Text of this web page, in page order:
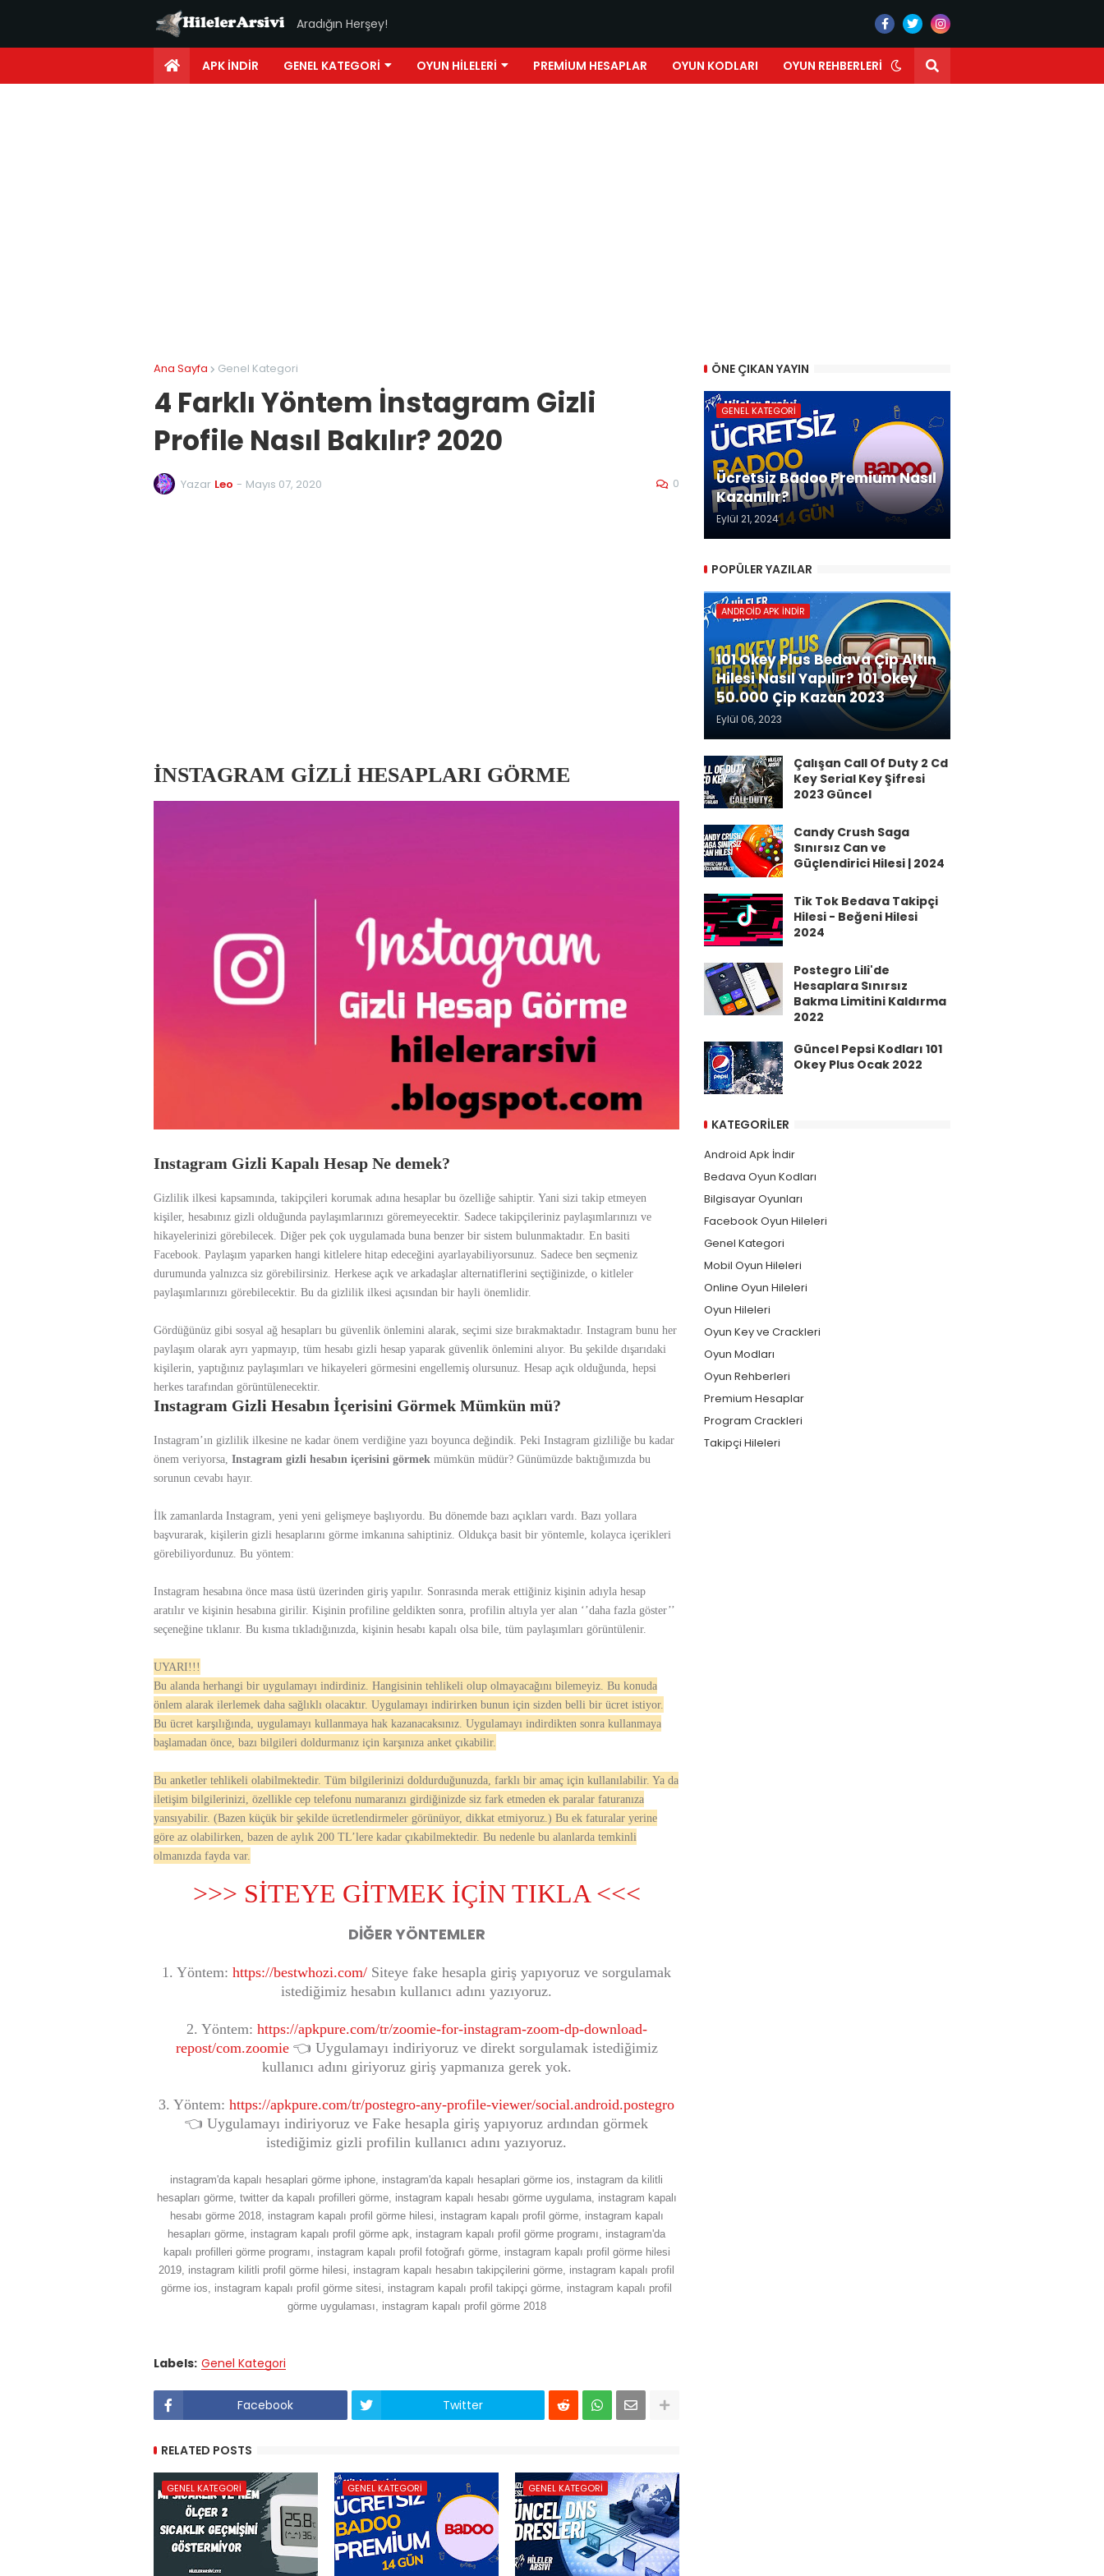
Aradığın Herşey!
APK İNDIR GENEL KATEGORI OYUN HILELERI PREMIUM HESAPLAR OYUN KODLARI OYUN REHBERLERI
Ana Sayfa Genel Kategori
4 Farklı Yöntem İnstagram Gizli
Profile Nasıl Bakılır? 2020
Yazar Leo - Mayıs 07, 2020 0
İNSTAGRAM GİZLİ HESAPLARI GÖRME
Instagram Gizli Kapalı Hesap Ne demek?
Gizlilik ilkesi kapsamında, takipçileri korumak adına hesaplar bu özelliğe sahiptir. Yani sizi takip etmeyen
kişiler, hesabınız gizli olduğunda paylaşımlarınızı göremeyecektir. Sadece takipçileriniz paylaşımlarınızı ve
hikayelerinizi görebilecek. Diğer pek çok uygulamada buna benzer bir sistem bulunmaktadır. En basiti
Facebook. Paylaşım yaparken hangi kitlelere hitap edeceğini ayarlayabiliyorsunuz. Sadece ben seçmeniz
durumunda yalnızca siz görebilirsiniz. Herkese açık ve arkadaşlar alternatiflerini seçtiğinizde, o kitleler
paylaşımlarınızı görebilecektir. Bu da gizlilik ilkesi açısından bir hayli önemlidir.
Gördüğünüz gibi sosyal ağ hesapları bu güvenlik önlemini alarak, seçimi size bırakmaktadır. Instagram bunu her
paylaşım olarak ayrı yapmayıp, tüm hesabı gizli hesap yaparak güvenlik önlemini alıyor. Bu şekilde dışarıdaki
kişilerin, yaptığınız paylaşımları ve hikayeleri görmesini engellemiş olursunuz. Hesap açık olduğunda, hepsi
herkes tarafından görüntülenecektir.
Instagram Gizli Hesabın İçerisini Görmek Mümkün mü?
Instagram’ın gizlilik ilkesine ne kadar önem verdiğine yazı boyunca değindik. Peki Instagram gizliliğe bu kadar
önem veriyorsa, Instagram gizli hesabın içerisini görmek mümkün müdür? Günümüzde baktığımızda bu
sorunun cevabı hayır.
İlk zamanlarda Instagram, yeni yeni gelişmeye başlıyordu. Bu dönemde bazı açıkları vardı. Bazı yollara
başvurarak, kişilerin gizli hesaplarını görme imkanına sahiptiniz. Oldukça basit bir yöntemle, kolayca içerikleri
görebiliyordunuz. Bu yöntem:
Instagram hesabına önce masa üstü üzerinden giriş yapılır. Sonrasında merak ettiğiniz kişinin adıyla hesap
aratılır ve kişinin hesabına girilir. Kişinin profiline geldikten sonra, profilin altıyla yer alan ‘’daha fazla göster’’
seçeneğine tıklanır. Bu kısma tıkladığınızda, kişinin hesabı kapalı olsa bile, tüm paylaşımları görüntülenir.
UYARI!!!
Bu alanda herhangi bir uygulamayı indirdiniz. Hangisinin tehlikeli olup olmayacağını bilemeyiz. Bu konuda
önlem alarak ilerlemek daha sağlıklı olacaktır. Uygulamayı indirirken bunun için sizden belli bir ücret istiyor.
Bu ücret karşılığında, uygulamayı kullanmaya hak kazanacaksınız. Uygulamayı indirdikten sonra kullanmaya
başlamadan önce, bazı bilgileri doldurmanız için karşınıza anket çıkabilir.
Bu anketler tehlikeli olabilmektedir. Tüm bilgilerinizi doldurduğunuzda, farklı bir amaç için kullanılabilir. Ya da
iletişim bilgilerinizi, özellikle cep telefonu numaranızı girdiğinizde siz fark etmeden ek paralar faturanıza
yansıyabilir. (Bazen küçük bir şekilde ücretlendirmeler görünüyor, dikkat etmiyoruz.) Bu ek faturalar yerine
göre az olabilirken, bazen de aylık 200 TL’lere kadar çıkabilmektedir. Bu nedenle bu alanlarda temkinli
olmanızda fayda var.
>>> SİTEYE GİTMEK İÇİN TIKLA <<<
DİĞER YÖNTEMLER
1. Yöntem: https://bestwhozi.com/ Siteye fake hesapla giriş yapıyoruz ve sorgulamak
istediğimiz hesabın kullanıcı adını yazıyoruz.
2. Yöntem: https://apkpure.com/tr/zoomie-for-instagram-zoom-dp-download-
repost/com.zoomie👈 Uygulamayı indiriyoruz ve direkt sorgulamak istediğimiz
kullanıcı adını giriyoruz giriş yapmanıza gerek yok.
3. Yöntem: https://apkpure.com/tr/postegro-any-profile-viewer/social.android.postegro
👈 Uygulamayı indiriyoruz ve Fake hesapla giriş yapıyoruz ardından görmek
istediğimiz gizli profilin kullanıcı adını yazıyoruz.
instagram'da kapalı hesaplari görme iphone, instagram'da kapalı hesaplari görme ios, instagram da kilitli
hesapları görme, twitter da kapalı profilleri görme, instagram kapalı hesabı görme uygulama, instagram kapalı
hesabı görme 2018, instagram kapalı profil görme hilesi, instagram kapalı profil görme, instagram kapalı
hesapları görme, instagram kapalı profil görme apk, instagram kapalı profil görme programı, instagram'da
kapalı profilleri görme programı, instagram kapalı profil fotoğrafı görme, instagram kapalı profil görme hilesi
2019, instagram kilitli profil görme hilesi, instagram kapalı hesabın takipçilerini görme, instagram kapalı profil
görme ios, instagram kapalı profil görme sitesi, instagram kapalı profil takipçi görme, instagram kapalı profil
görme uygulaması, instagram kapalı profil görme 2018
Labels: Genel Kategori
Facebook Twitter
RELATED POSTS
GENEL KATEGORI GENEL KATEGORI GENEL KATEGORI
ÖNE ÇIKAN YAYIN
GENEL KATEGORI
Ücretsiz Badoo Premium Nasıl
Kazanılır?
Eylül 21, 2024
POPÜLER YAZILAR
ANDROID APK İNDIR
101 Okey Plus Bedava Çip Altın
Hilesi Nasıl Yapılır? 101 Okey
50.000 Çip Kazan 2023
Eylül 06, 2023
Çalışan Call Of Duty 2 Cd
Key Serial Key Şifresi
2023 Güncel
Candy Crush Saga
Sınırsız Can ve
Güçlendirici Hilesi | 2024
Tik Tok Bedava Takipçi
Hilesi - Beğeni Hilesi
2024
Postegro Lili'de
Hesaplara Sınırsız
Bakma Limitini Kaldırma
2022
Güncel Pepsi Kodları 101
Okey Plus Ocak 2022
KATEGORILER
Android Apk İndir
Bedava Oyun Kodları
Bilgisayar Oyunları
Facebook Oyun Hileleri
Genel Kategori
Mobil Oyun Hileleri
Online Oyun Hileleri
Oyun Hileleri
Oyun Key ve Crackleri
Oyun Modları
Oyun Rehberleri
Premium Hesaplar
Program Crackleri
Takipçi Hileleri